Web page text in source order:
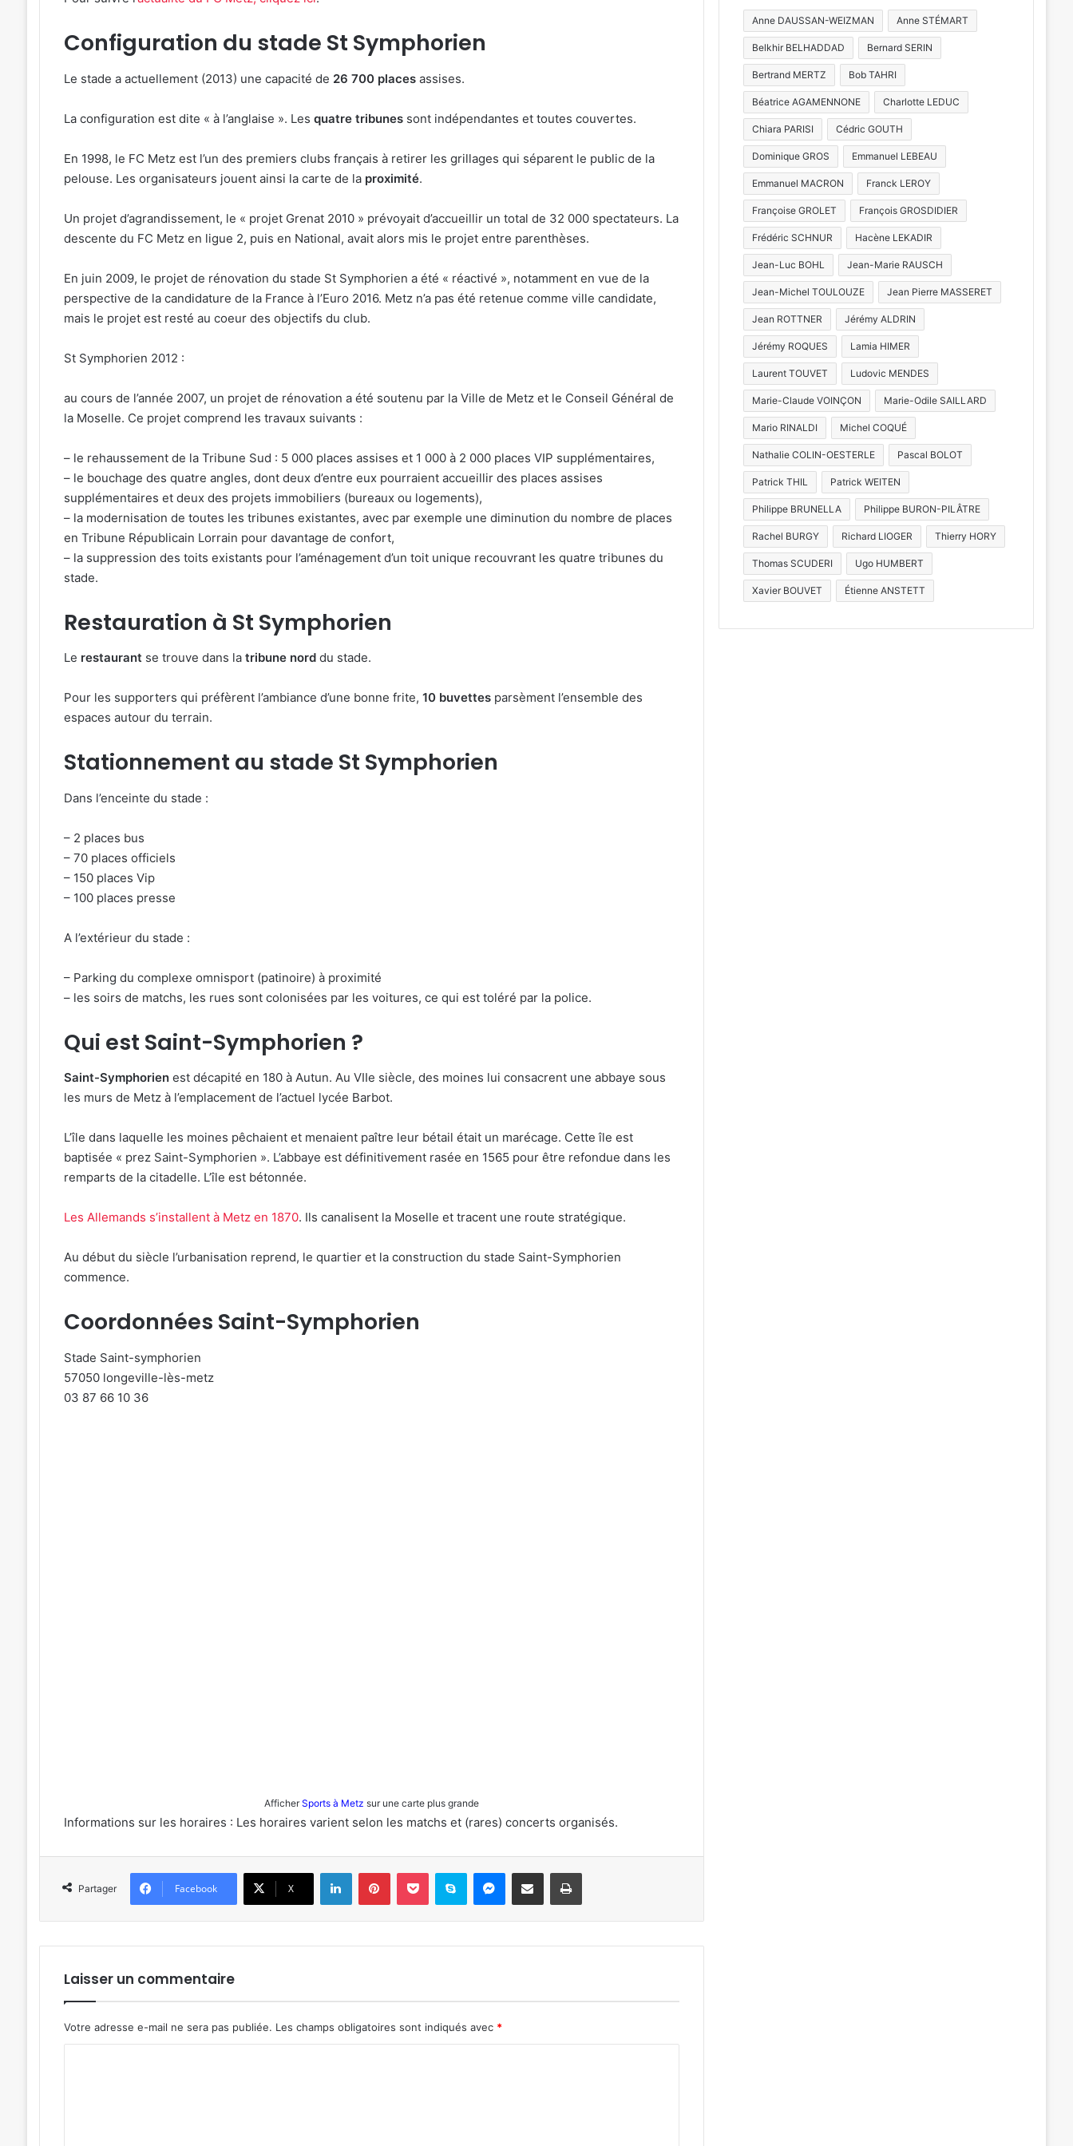
Configuration du stade St Symphorien
Le stade a actuellement (2013) une capacité de 26 700 placesassises.
La configuration est dite « à l’anglaise ». Les quatre tribunessont indépendantes et toutes couvertes.
En 1998, le FC Metz est l’un des premiers clubs français à retirer les grillages qui séparent le public de la
pelouse. Les organisateurs jouent ainsi la carte de la proximité.
Un projet d’agrandissement, le « projet Grenat 2010 » prévoyait d’accueillir un total de 32 000 spectateurs. La
descente du FC Metz en ligue 2, puis en National, avait alors mis le projet entre parenthèses.
En juin 2009, le projet de rénovation du stade St Symphorien a été « réactivé », notamment en vue de la
perspective de la candidature de la France à l’Euro 2016. Metz n’a pas été retenue comme ville candidate,
mais le projet est resté au coeur des objectifs du club.
St Symphorien 2012 :
au cours de l’année 2007, un projet de rénovation a été soutenu par la Ville de Metz et le Conseil Général de
la Moselle. Ce projet comprend les travaux suivants :
– le rehaussement de la Tribune Sud : 5 000 places assises et 1 000 à 2 000 places VIP supplémentaires,
– le bouchage des quatre angles, dont deux d’entre eux pourraient accueillir des places assises
supplémentaires et deux des projets immobiliers (bureaux ou logements),
– la modernisation de toutes les tribunes existantes, avec par exemple une diminution du nombre de places
en Tribune Républicain Lorrain pour davantage de confort,
– la suppression des toits existants pour l’aménagement d’un toit unique recouvrant les quatre tribunes du
stade.
Restauration à St Symphorien
Le restaurant se trouve dans la tribune norddu stade.
Pour les supporters qui préfèrent l’ambiance d’une bonne frite, 10 buvettesparsèment l’ensemble des
espaces autour du terrain.
Stationnement au stade St Symphorien
Dans l’enceinte du stade :
– 2 places bus
– 70 places officiels
– 150 places Vip
– 100 places presse
A l’extérieur du stade :
– Parking du complexe omnisport (patinoire) à proximité
– les soirs de matchs, les rues sont colonisées par les voitures, ce qui est toléré par la police.
Qui est Saint-Symphorien ?
Saint-Symphorienest décapité en 180 à Autun. Au VIIe siècle, des moines lui consacrent une abbaye sous
les murs de Metz à l’emplacement de l’actuel lycée Barbot.
L’île dans laquelle les moines pêchaient et menaient paître leur bétail était un marécage. Cette île est
baptisée « prez Saint-Symphorien ». L’abbaye est définitivement rasée en 1565 pour être refondue dans les
remparts de la citadelle. L’île est bétonnée.
Les Allemands s’installent à Metz en 1870. Ils canalisent la Moselle et tracent une route stratégique.
Au début du siècle l’urbanisation reprend, le quartier et la construction du stade Saint-Symphorien
commence.
Coordonnées Saint-Symphorien
Stade Saint-symphorien
57050 longeville-lès-metz
03 87 66 10 36
AfficherSports à Metz sur une carte plus grande
Informations sur les horaires : Les horaires varient selon les matchs et (rares) concerts organisés.
Partager Facebook X
LinkedinPinterestPocket Skype Messenger
Partager par e-mail Imprimer
Laisser un commentaire
Votre adresse e-mail ne sera pas publiée. Les champs obligatoires sont indiqués avec *
Anne DAUSSAN-WEIZMAN Anne STÉMART
Belkhir BELHADDAD Bernard SERIN
Bertrand MERTZ Bob TAHRI
Béatrice AGAMENNONE Charlotte LEDUC
Chiara PARISI Cédric GOUTH
Dominique GROS Emmanuel LEBEAU
Emmanuel MACRON Franck LEROY
Françoise GROLET François GROSDIDIER
Frédéric SCHNUR Hacène LEKADIR
Jean-Luc BOHL Jean-Marie RAUSCH
Jean-Michel TOULOUZE Jean Pierre MASSERET
Jean ROTTNER Jérémy ALDRIN
Jérémy ROQUES Lamia HIMER
Laurent TOUVET Ludovic MENDES
Marie-Claude VOINÇON Marie-Odile SAILLARD
Mario RINALDI Michel COQUÉ
Nathalie COLIN-OESTERLE Pascal BOLOT
Patrick THIL Patrick WEITEN
Philippe BRUNELLA Philippe BURON-PILÂTRE
Rachel BURGY Richard LIOGER Thierry HORY
Thomas SCUDERI Ugo HUMBERT
Xavier BOUVET Étienne ANSTETT